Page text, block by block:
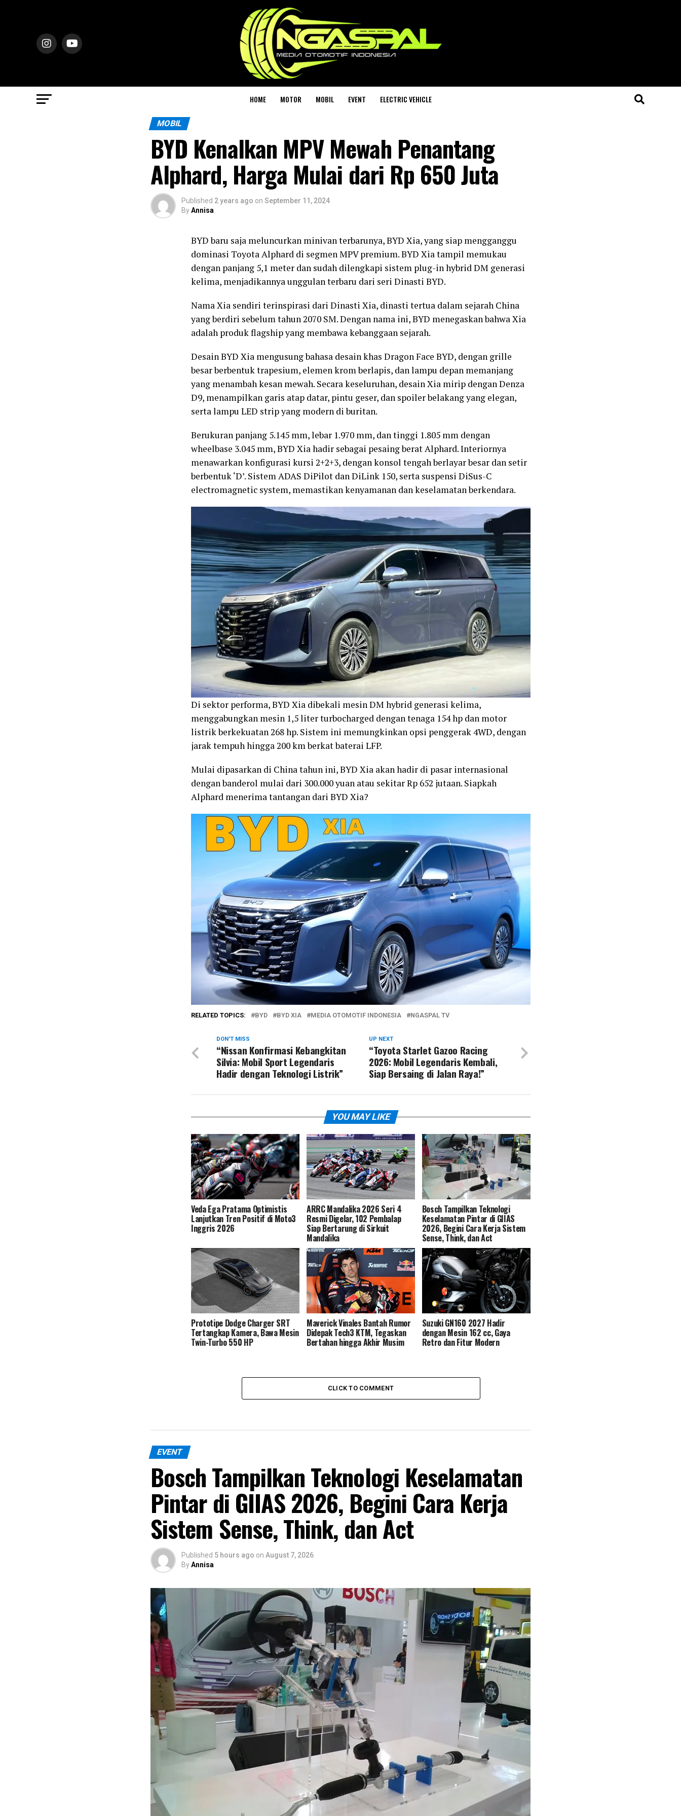
HOME MOTOR MOBIL EVENT ELECTRIC VEHICLE
MOBIL
BYD Kenalkan MPV Mewah Penantang
Alphard, Harga Mulai dari Rp 650 Juta
Published 2 years ago on September 11, 2024
ByAnnisa
BYD baru saja meluncurkan minivan terbarunya, BYD Xia, yang siap mengganggu
dominasi Toyota Alphard di segmen MPV premium. BYD Xia tampil memukau
dengan panjang 5,1 meter dan sudah dilengkapi sistem plug-in hybrid DM generasi
kelima, menjadikannya unggulan terbaru dari seri Dinasti BYD.
Nama Xia sendiri terinspirasi dari Dinasti Xia, dinasti tertua dalam sejarah China
yang berdiri sebelum tahun 2070 SM. Dengan nama ini, BYD menegaskan bahwa Xia
adalah produk flagship yang membawa kebanggaan sejarah.
Desain BYD Xia mengusung bahasa desain khas Dragon Face BYD, dengan grille
besar berbentuk trapesium, elemen krom berlapis, dan lampu depan memanjang
yang menambah kesan mewah. Secara keseluruhan, desain Xia mirip dengan Denza
D9, menampilkan garis atap datar, pintu geser, dan spoiler belakang yang elegan,
serta lampu LED strip yang modern di buritan.
Berukuran panjang 5.145 mm, lebar 1.970 mm, dan tinggi 1.805 mm dengan
wheelbase 3.045 mm, BYD Xia hadir sebagai pesaing berat Alphard. Interiornya
menawarkan konfigurasi kursi 2+2+3, dengan konsol tengah berlayar besar dan setir
berbentuk ‘D’. Sistem ADAS DiPilot dan DiLink 150, serta suspensi DiSus-C
electromagnetic system, memastikan kenyamanan dan keselamatan berkendara.
Di sektor performa, BYD Xia dibekali mesin DM hybrid generasi kelima,
menggabungkan mesin 1,5 liter turbocharged dengan tenaga 154 hp dan motor
listrik berkekuatan 268 hp. Sistem ini memungkinkan opsi penggerak 4WD, dengan
jarak tempuh hingga 200 km berkat baterai LFP.
Mulai dipasarkan di China tahun ini, BYD Xia akan hadir di pasar internasional
dengan banderol mulai dari 300.000 yuan atau sekitar Rp 652 jutaan. Siapkah
Alphard menerima tantangan dari BYD Xia?
RELATED TOPICS: BYD BYD XIA MEDIA OTOMOTIF INDONESIA NGASPAL TV
UP NEXT
“Toyota Starlet Gazoo Racing
2026: Mobil Legendaris Kembali,
Siap Bersaing di Jalan Raya!”
DON'T MISS
“Nissan Konfirmasi Kebangkitan
Silvia: Mobil Sport Legendaris
Hadir dengan Teknologi Listrik”
YOU MAY LIKE
Veda Ega Pratama Optimistis
Lanjutkan Tren Positif di Moto3
Inggris 2026
ARRC Mandalika 2026 Seri 4
Resmi Digelar, 102 Pembalap
Siap Bertarung di Sirkuit
Mandalika
Bosch Tampilkan Teknologi
Keselamatan Pintar di GIIAS
2026, Begini Cara Kerja Sistem
Sense, Think, dan Act
Prototipe Dodge Charger SRT
Tertangkap Kamera, Bawa Mesin
Twin-Turbo 550 HP
Maverick Vinales Bantah Rumor
Didepak Tech3 KTM, Tegaskan
Bertahan hingga Akhir Musim
Suzuki GN160 2027 Hadir
dengan Mesin 162 cc, Gaya
Retro dan Fitur Modern
CLICK TO COMMENT
EVENT
Bosch Tampilkan Teknologi Keselamatan
Pintar di GIIAS 2026, Begini Cara Kerja
Sistem Sense, Think, dan Act
Published 5 hours ago on August 7, 2026
ByAnnisa